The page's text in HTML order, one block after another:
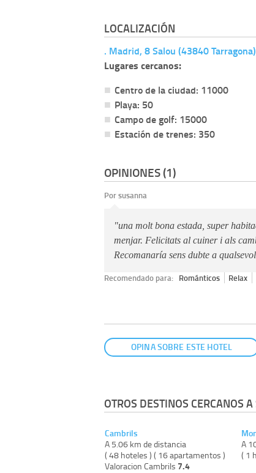
LOCALIZACIÓN
. Madrid, 8 Salou (43840 Tarragona)
Lugares cercanos:
Centro de la ciudad: 11000
Playa: 50
Campo de golf: 15000
Estación de trenes: 350
OPINIONES (1)
Por susanna
"una molt bona estada, super
menjar. Felicitats al cuiner i als
Recomanaría sens dubte a
Recomendado para: Románticos Relax
OPINA SOBRE ESTE HOTEL
OTROS DESTINOS CERCANOS
Cambrils
A 5.06 km de distancia
( 48 hoteles ) ( 16 apartamentos )
Valoracion Cambrils 7.4
A
( 1